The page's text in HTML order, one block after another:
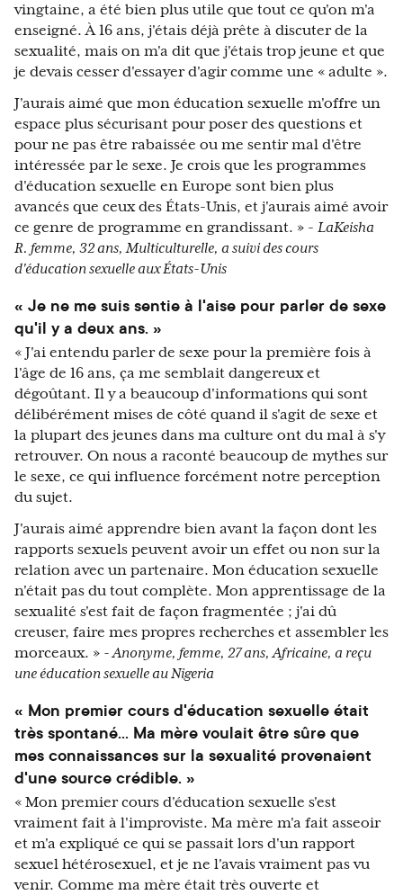
vingtaine, a été bien plus utile que tout ce qu'on m'a
enseigné. À 16 ans, j'étais déjà prête à discuter de la
sexualité, mais on m'a dit que j'étais trop jeune et que
je devais cesser d'essayer d'agir comme une « adulte ».
J'aurais aimé que mon éducation sexuelle m'offre un
espace plus sécurisant pour poser des questions et
pour ne pas être rabaissée ou me sentir mal d'être
intéressée par le sexe. Je crois que les programmes
d'éducation sexuelle en Europe sont bien plus
avancés que ceux des États-Unis, et j'aurais aimé avoir
ce genre de programme en grandissant. » - LaKeisha
R. femme, 32 ans, Multiculturelle, a suivi des cours
d'éducation sexuelle aux États-Unis
« Je ne me suis sentie à l'aise pour parler de sexe
qu'il y a deux ans. »
« J'ai entendu parler de sexe pour la première fois à
l'âge de 16 ans, ça me semblait dangereux et
dégoûtant. Il y a beaucoup d'informations qui sont
délibérément mises de côté quand il s'agit de sexe et
la plupart des jeunes dans ma culture ont du mal à s'y
retrouver. On nous a raconté beaucoup de mythes sur
le sexe, ce qui influence forcément notre perception
du sujet.
J'aurais aimé apprendre bien avant la façon dont les
rapports sexuels peuvent avoir un effet ou non sur la
relation avec un partenaire. Mon éducation sexuelle
n'était pas du tout complète. Mon apprentissage de la
sexualité s'est fait de façon fragmentée ; j'ai dû
creuser, faire mes propres recherches et assembler les
morceaux. » - Anonyme, femme, 27 ans, Africaine, a reçu
une éducation sexuelle au Nigeria
« Mon premier cours d'éducation sexuelle était
très spontané... Ma mère voulait être sûre que
mes connaissances sur la sexualité provenaient
d'une source crédible. »
« Mon premier cours d'éducation sexuelle s'est
vraiment fait à l'improviste. Ma mère m'a fait asseoir
et m'a expliqué ce qui se passait lors d'un rapport
sexuel hétérosexuel, et je ne l'avais vraiment pas vu
venir. Comme ma mère était très ouverte et